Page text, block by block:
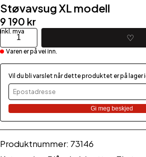
Støvavsug XL modell
9 190 kr
Støvavsug
XL
modell
antall
♡
Varen er på vei inn.
Vil du bli varslet når dette produktet er på lager
Gi meg beskjed
Produktnummer: 73146